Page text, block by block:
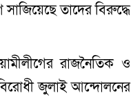
তাদের বিরুদ্ধে
রাজনৈতিক ও
জুলাই আন্দোলনের